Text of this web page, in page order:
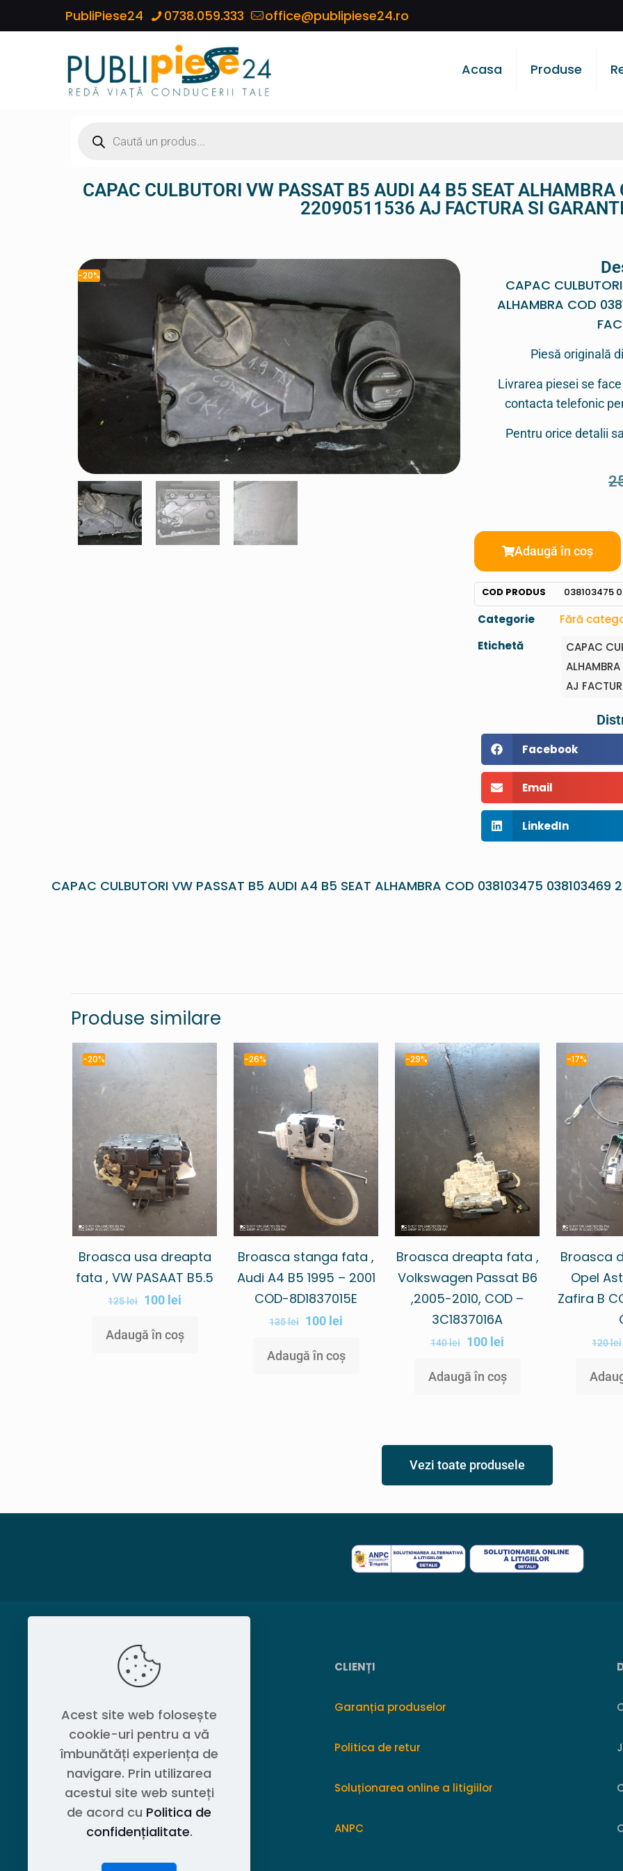
PubliPiese24 0738.059.333 office@publipiese24.ro
Acasa Produse
CAPAC CULBUTORI VW PASSAT B5 AUDI A4 B5 SEAT
22090511536 AJ FACTURA SI
-20%
CAPAC
ALHAMBRA COD
Piesă originală
Livrarea piesei se
contacta telefonic
Pentru orice detalii
Adaugă în coș
COD PRODUS 038103475
Categorie
Fără
Etichetă
CAPAC
AJ
Facebook
Email
LinkedIn
CAPAC CULBUTORI VW PASSAT B5 AUDI A4 B5 SEAT ALHAMBRA COD 038103475 038103469
Produse similare
-20%
Broasca usa dreapta
fata , VW PASAAT B5.5
125lei 100 lei
Adaugă în coș
-26%
Broasca stanga fata ,
Audi A4 B5 1995 – 2001
COD-8D1837015E
135lei 100 lei
Adaugă în coș
-29%
Broasca dreapta fata ,
Volkswagen Passat B6
,2005-2010, COD –
3C1837016A
140lei 100 lei
Adaugă în coș
-17%
Broasca
Opel
Zafira B
120lei
Vezi toate produsele
Politica de confidențialitate
Contact OEM LOGISTIC DPG
CLIENȚI
Garanția produselor
Politica de retur
Soluționarea online a litigiilor
ANPC
Acest site web folosește
cookie-uri pentru a vă
îmbunătăți experiența de
navigare. Prin utilizarea
acestui site web sunteți
de acord cu Politica de
confidențialitate.